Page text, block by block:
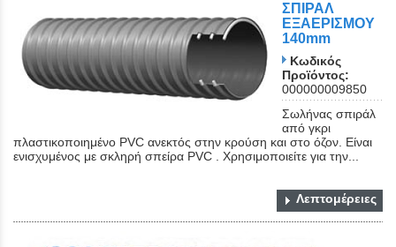
ΣΠΙΡΑΛ
ΕΞΑΕΡΙΣΜΟΥ
140mm
Κωδικός
Προϊόντος:
000000009850
Σωλήνας σπιράλ
από γκρι
πλαστικοποιημένο PVC ανεκτός στην κρούση και στο όζον. Είναι
ενισχυμένος με σκληρή σπείρα PVC . Χρησιμοποιείτε για την...
Λεπτομέρειες